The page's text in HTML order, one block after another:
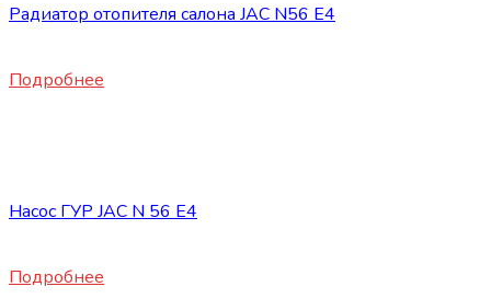
Радиатор отопителя салона JAC N56 E4
Подробнее
Насос ГУР JAC N 56 E4
Подробнее